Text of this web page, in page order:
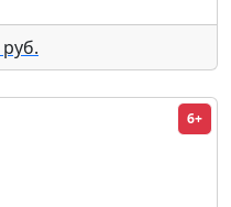
руб.
6+